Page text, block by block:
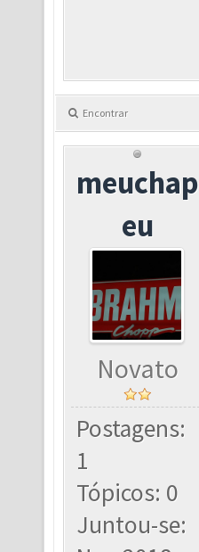
Encontrar
meuchap
eu
Novato
Postagens:
1
Tópicos: 0
Juntou-se: